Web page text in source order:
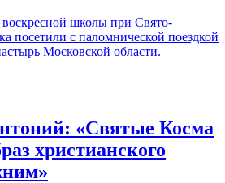
школы при Свято-
посетили с паломнической поездкой
Московской области.
«Святые Косма
христианского